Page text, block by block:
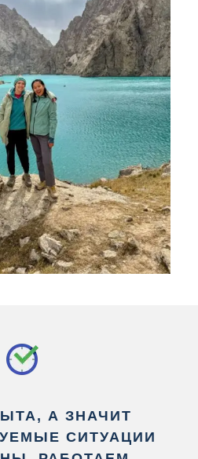
А ЗНАЧИТ
СИТУАЦИИ